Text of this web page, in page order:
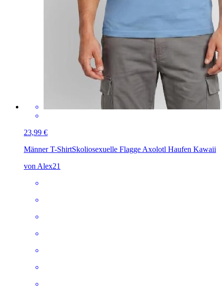
23,99 €
Männer T-ShirtSkoliosexuelle Flagge Axolotl Haufen Kawaii
von Alex21